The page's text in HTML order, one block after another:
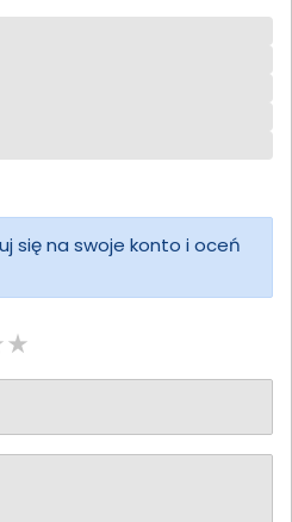
się na swoje konto i oceń